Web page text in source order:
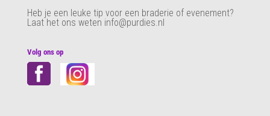
Heb je een leuke tip voor een braderie of evenement?
Laat het ons weten info@purdies.nl
Volg ons op